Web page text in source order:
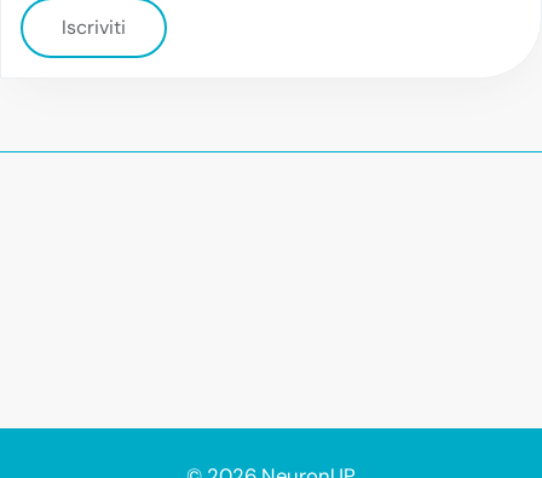
Iscriviti